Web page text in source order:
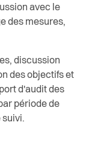
avec le
des mesures,
discussion
des objectifs et
d'audit des
période de
suivi.